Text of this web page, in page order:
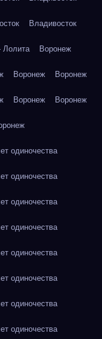
Владивосток
Воронеж
Воронеж Воронеж
Воронеж Воронеж
одиночества
одиночества
одиночества
одиночества
одиночества
одиночества
одиночества
одиночества